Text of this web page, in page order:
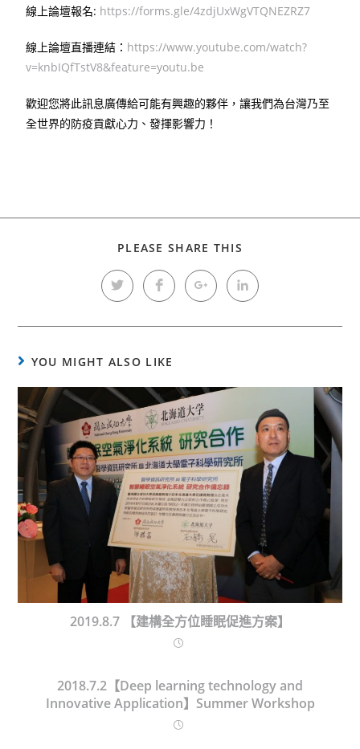
線上論壇報名: https://forms.gle/4zdjUxWgVTQNEZRZ7
線上論壇直播連結： https://www.youtube.com/watch?
v=knbIQfTstV8&feature=youtu.be
歡迎您將此訊息廣傳給可能有興趣的夥伴，讓我們為台灣乃至
全世界的防疫貢獻心力、發揮影響力！
PLEASE SHARE THIS
YOU MIGHT ALSO LIKE
2019.8.7 【建構全方位睡眠促進方案】
2018.7.2【Deep learning technology and
Innovative Application】Summer Workshop